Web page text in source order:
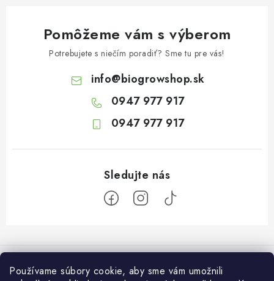
Používame súbory cookie, aby sme vám umožnili
Pomôžeme vám s výberom
Potrebujete s niečím poradiť? Sme tu pre vás!
info@biogrowshop.sk
0947 977 917
0947 977 917
á